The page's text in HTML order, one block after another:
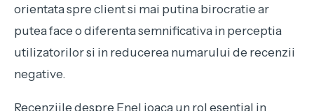
orientata spre client si mai putina birocratie ar
putea face o diferenta semnificativa in perceptia
utilizatorilor si in reducerea numarului de recenzii
negative.
Recenziile despre Enel joaca un rol esential in